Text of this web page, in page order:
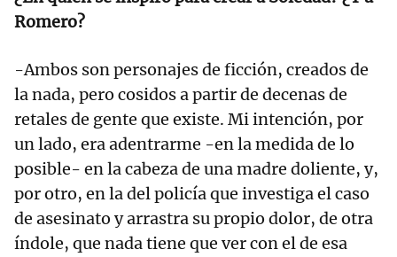
Romero?
-Ambos son personajes de ficción, creados de
la nada, pero cosidos a partir de decenas de
retales de gente que existe. Mi intención, por
un lado, era adentrarme -en la medida de lo
posible- en la cabeza de una madre doliente, y,
por otro, en la del policía que investiga el caso
de asesinato y arrastra su propio dolor, de otra
índole, que nada tiene que ver con el de esa